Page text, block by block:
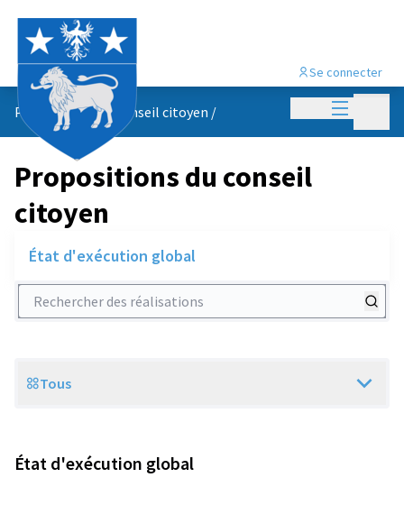
Menu
Se connecter
Propositions du conseil citoyen /
Propositions du conseil
citoyen
État d'exécution global
Rechercher des réalisations
Scope
Tous
État d'exécution global